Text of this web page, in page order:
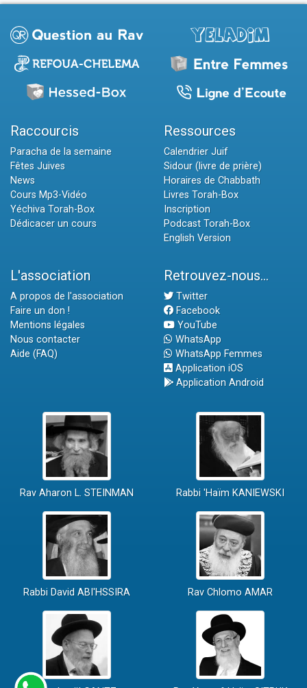
Raccourcis
Paracha de la semaine
Fêtes Juives
News
Cours Mp3-Vidéo
Yéchiva Torah-Box
Dédicacer un cours
Ressources
Calendrier Juif
Sidour (livre de prière)
Horaires de Chabbath
Livres Torah-Box
Inscription
Podcast Torah-Box
English Version
L'association
A propos de l'association
Faire un don !
Mentions légales
Nous contacter
Aide (FAQ)
Retrouvez-nous...
Twitter
Facebook
YouTube
WhatsApp
WhatsApp Femmes
Application iOS
Application Android
Rav Aharon L. STEINMAN Rabbi 'Haïm KANIEWSKI
Rabbi David ABI'HSSIRA Rav Chlomo AMAR